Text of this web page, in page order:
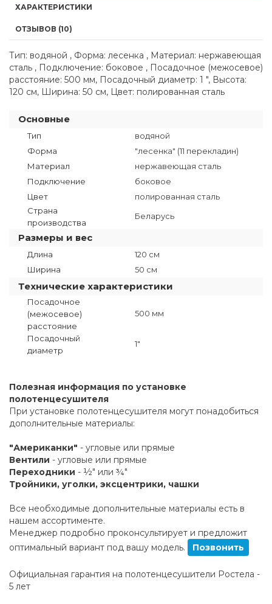
ХАРАКТЕРИСТИКИ
ОТЗЫВОВ (10)
Тип: водяной , Форма: лесенка , Материал: нержавеющая
сталь , Подключение: боковое , Посадочное (межосевое)
расстояние: 500 мм, Посадочный диаметр: 1 ", Высота:
120 см, Ширина: 50 см, Цвет: полированная сталь
Основные
Тип
водяной
Форма
"лесенка" (11 перекладин)
Материал
нержавеющая сталь
Подключение
боковое
Цвет
полированная сталь
Страна
производства
Беларусь
Размеры и вес
Длина
120 см
Ширина
50 см
Технические характеристики
Посадочное
(межосевое)
расстояние
500 мм
Посадочный
диаметр
1"
Полезная информация по установке
полотенцесушителя
При установке полотенцесушителя могут понадобиться
дополнительные материалы:
"Американки" - угловые или прямые
Вентили - угловые или прямые
Переходники - ½" или ¾"
Тройники, уголки, эксцентрики, чашки
Все необходимые дополнительные материалы есть в
нашем ассортименте.
Менеджер подробно проконсультирует и предложит
оптимальный вариант под вашу модель.
Позвонить
Официальная гарантия на полотенцесушители Ростела -
5 лет